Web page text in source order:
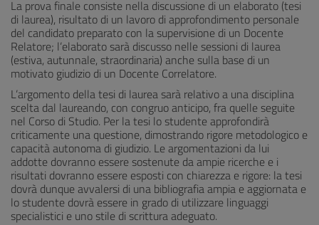
La prova finale consiste nella discussione di un elaborato (tesi
di laurea), risultato di un lavoro di approfondimento personale
del candidato preparato con la supervisione di un Docente
Relatore; l’elaborato sarà discusso nelle sessioni di laurea
(estiva, autunnale, straordinaria) anche sulla base di un
motivato giudizio di un Docente Correlatore.
L’argomento della tesi di laurea sarà relativo a una disciplina
scelta dal laureando, con congruo anticipo, fra quelle seguite
nel Corso di Studio. Per la tesi lo studente approfondirà
criticamente una questione, dimostrando rigore metodologico e
capacità autonoma di giudizio. Le argomentazioni da lui
addotte dovranno essere sostenute da ampie ricerche e i
risultati dovranno essere esposti con chiarezza e rigore: la tesi
dovrà dunque avvalersi di una bibliografia ampia e aggiornata e
lo studente dovrà essere in grado di utilizzare linguaggi
specialistici e uno stile di scrittura adeguato.